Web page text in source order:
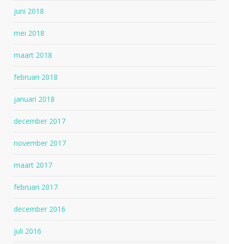
juni 2018
mei 2018
maart 2018
februari 2018
januari 2018
december 2017
november 2017
maart 2017
februari 2017
december 2016
juli 2016